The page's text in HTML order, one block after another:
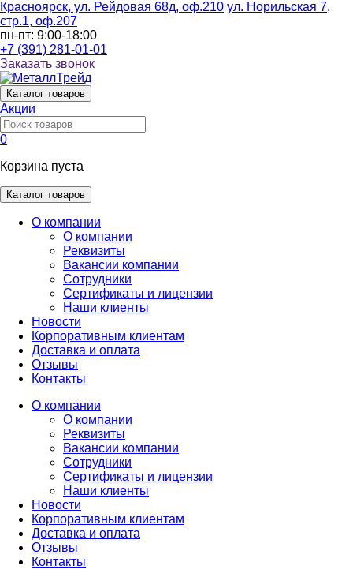
Красноярск, ул. Рейдовая 68д, оф.210 ул. Норильская 7,
стр.1, оф.207
пн-пт: 9:00-18:00
+7 (391) 281-01-01
Заказать звонок
Каталог товаров
Акции
0
Корзина пуста
Каталог товаров
О компании
О компании
Реквизиты
Вакансии компании
Сотрудники
Сертификаты и лицензии
Наши клиенты
Новости
Корпоративным клиентам
Доставка и оплата
Отзывы
Контакты
О компании
О компании
Реквизиты
Вакансии компании
Сотрудники
Сертификаты и лицензии
Наши клиенты
Новости
Корпоративным клиентам
Доставка и оплата
Отзывы
Контакты